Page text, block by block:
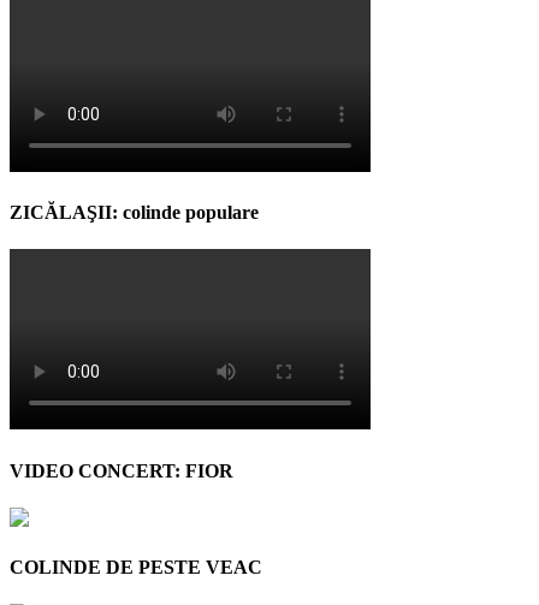
ZICĂLAŞII: colinde populare
VIDEO CONCERT: FIOR
COLINDE DE PESTE VEAC